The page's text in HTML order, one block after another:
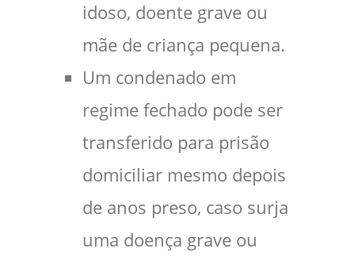
idoso, doente grave ou
mãe de criança pequena.
Um condenado em
regime fechado pode ser
transferido para prisão
domiciliar mesmo depois
de anos preso, caso surja
uma doença grave ou